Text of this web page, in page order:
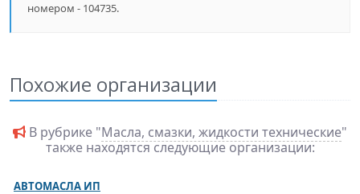
номером - 104735.
Похожие организации
В рубрике "Масла, смазки, жидкости технические"
также находятся следующие организации:
АВТОМАСЛА ИП